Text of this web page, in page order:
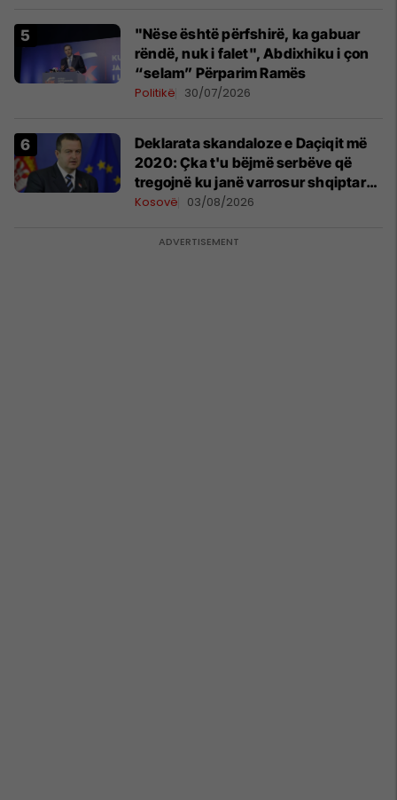
"Nëse është përfshirë, ka gabuar
rëndë, nuk i falet", Abdixhiku i çon
“selam” Përparim Ramës
Politikë 30/07/2026
​Deklarata skandaloze e Daçiqit më
2020: Çka t'u bëjmë serbëve që
tregojnë ku janë varrosur shqiptarët
në Serbi
Kosovë 03/08/2026